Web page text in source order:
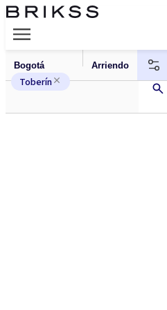
Toberín